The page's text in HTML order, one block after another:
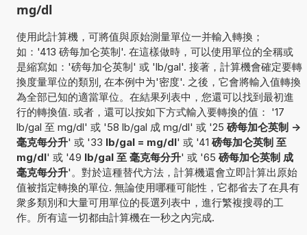
mg/dl
使用此計算機，可將值與原始測量單位一并輸入轉換；
如：'413 磅每加仑英制'. 在這樣做時，可以使用單位的全稱或
是縮寫如：'磅每加仑英制' 或 'lb/gal'. 接著，計算機會確定要轉
換度量單位的類別, 在本例中为'密度'. 之後，它會將輸入值轉換
為全部已知的適當單位。在結果列表中，您還可以找到最初進
行的轉換值. 或者，還可以按如下方式輸入要轉換的值： '17
lb/gal 至 mg/dl' 或 '58 lb/gal 成 mg/dl' 或 '25 磅每加仑英制 ->
毫克每分升' 或 '33 lb/gal = mg/dl' 或 '41 磅每加仑英制 至
mg/dl' 或 '49 lb/gal 至 毫克每分升' 或 '65 磅每加仑英制 成
毫克每分升'。對於這種替代方法，計算機還會立即計算出原始
值被指定轉換的單位. 無論使用哪種可能性，它都省去了在具有
衆多類別和大量可用單位的長選列表中，進行繁複搜尋的工
作。所有這一切都由計算機在一秒之內完成.